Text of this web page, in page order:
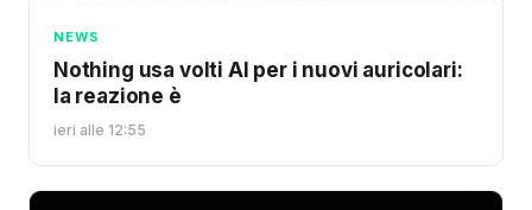
NEWS
Nothing usa volti AI per i nuovi auricolari:
la reazione è
ieri alle 12:55